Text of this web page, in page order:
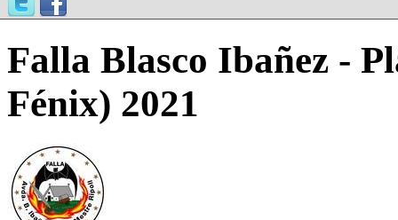
Falla Blasco Ibañez -
Fénix) 2021